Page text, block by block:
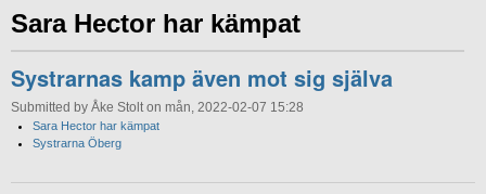
Sara Hector har kämpat
Systrarnas kamp även mot sig själva
Submitted by Åke Stolt on mån, 2022-02-07 15:28
Sara Hector har kämpat
Systrarna Öberg